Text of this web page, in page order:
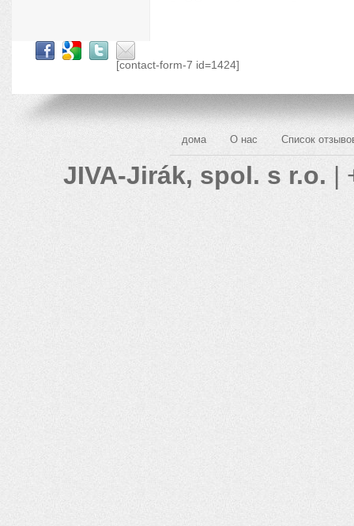
[contact-form-7 id=1424]
дома О нас Список
JIVA-Jirák, spol. s r.o. |